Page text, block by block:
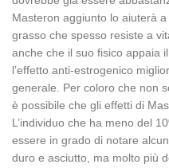
Masteron aggiunto lo aiuterà
grasso che spesso resiste a
anche che il suo fisico appaia
l’effetto anti-estrogenico
generale. Per coloro che non
è possibile che gli effetti di
L’individuo che ha meno del
essere in grado di notare
duro e asciutto, ma molto più